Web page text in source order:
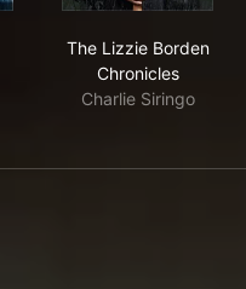
The Lizzie Borden
Chronicles
Charlie Siringo